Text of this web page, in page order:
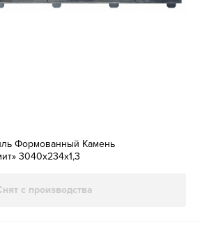
Формованный Камень
3040х234х1,3
с производства